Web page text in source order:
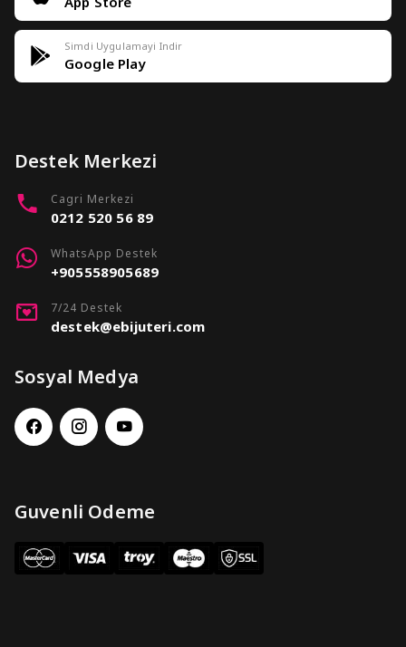
Simdi Uygulamayi Indir
Google Play
Destek Merkezi
Cagri Merkezi
0212 520 56 89
WhatsApp Destek
+905558905689
7/24 Destek
destek@ebijuteri.com
Sosyal Medya
Guvenli Odeme